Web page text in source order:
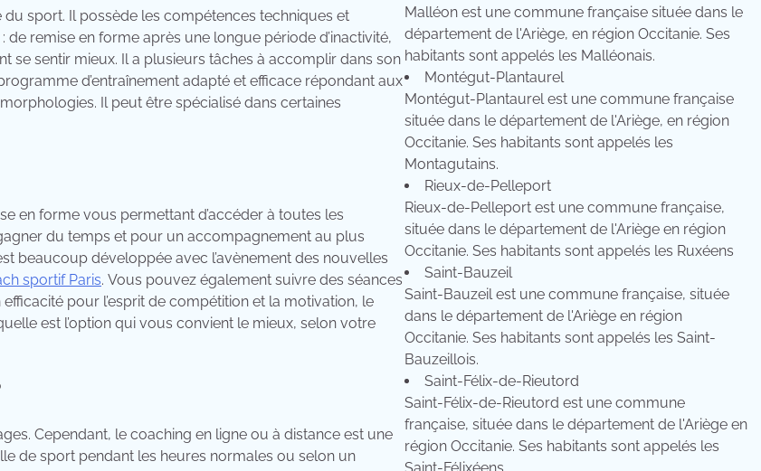
sport. Il possède les compétences techniques et
remise en forme après une longue période d’inactivité,
sentir mieux. Il a plusieurs tâches à accomplir dans son
d’entraînement adapté et efficace répondant aux
Il peut être spécialisé dans certaines
en forme vous permettant d’accéder à toutes les
du temps et pour un accompagnement au plus
beaucoup développée avec l’avènement des nouvelles
sportif Paris. Vous pouvez également suivre des séances
pour l’esprit de compétition et la motivation, le
est l’option qui vous convient le mieux, selon votre
Cependant, le coaching en ligne ou à distance est une
de sport pendant les heures normales ou selon un
Malléon est une commune française située dans le
département de l'Ariège, en région Occitanie. Ses
habitants sont appelés les Malléonais.
Montégut-Plantaurel
Montégut-Plantaurel est une commune française
située dans le département de l'Ariège, en région
Occitanie. Ses habitants sont appelés les
Montagutains.
Rieux-de-Pelleport
Rieux-de-Pelleport est une commune française,
située dans le département de l'Ariège en région
Occitanie. Ses habitants sont appelés les Ruxéens
Saint-Bauzeil
Saint-Bauzeil est une commune française, située
dans le département de l'Ariège en région
Occitanie. Ses habitants sont appelés les Saint-
Bauzeillois.
Saint-Félix-de-Rieutord
Saint-Félix-de-Rieutord est une commune
française, située dans le département de l'Ariège en
région Occitanie. Ses habitants sont appelés les